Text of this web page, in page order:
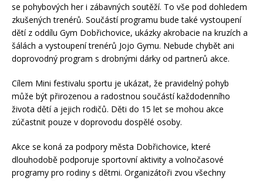
se pohybových her i zábavných soutěží. To vše pod dohledem
zkušených trenérů. Součástí programu bude také vystoupení
dětí z oddílu Gym Dobřichovice, ukázky akrobacie na kruzích a
šálách a vystoupení trenérů Jojo Gymu. Nebude chybět ani
doprovodný program s drobnými dárky od partnerů akce.
Cílem Mini festivalu sportu je ukázat, že pravidelný pohyb
může být přirozenou a radostnou součástí každodenního
života dětí a jejich rodičů. Děti do 15 let se mohou akce
zúčastnit pouze v doprovodu dospělé osoby.
Akce se koná za podpory města Dobřichovice, které
dlouhodobě podporuje sportovní aktivity a volnočasové
programy pro rodiny s dětmi. Organizátoři zvou všechny